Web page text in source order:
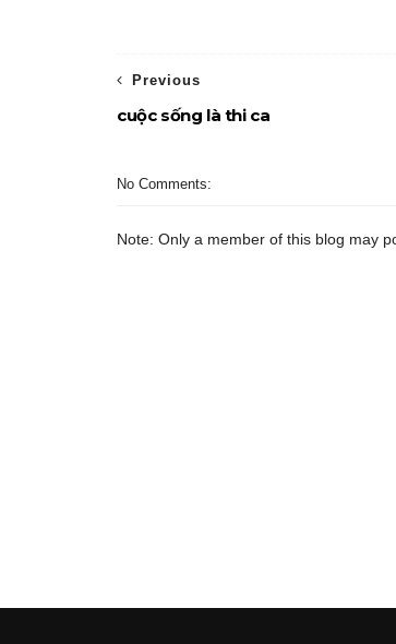
Previous
cuộc sống là thi ca
No Comments:
Note: Only a member of this blog may